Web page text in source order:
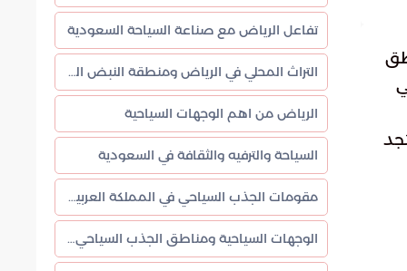
تفاعل الرياض مع صناعة السياحة السعودية
التراث المحلي في الرياض ومنطقة النبض الثقافي
الرياض من اهم الوجهات السياحية
السياحة والترفيه والثقافة في السعودية
مقومات الجذب السياحي في المملكة العربية السعودية
الوجهات السياحية ومناطق الجذب السياحي في السعودية